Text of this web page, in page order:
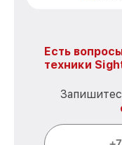
Есть
техники